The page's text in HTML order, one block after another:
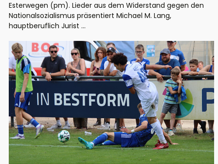
Esterwegen (pm). Lieder aus dem Widerstand gegen den
Nationalsozialismus präsentiert Michael M. Lang,
hauptberuflich Jurist ...